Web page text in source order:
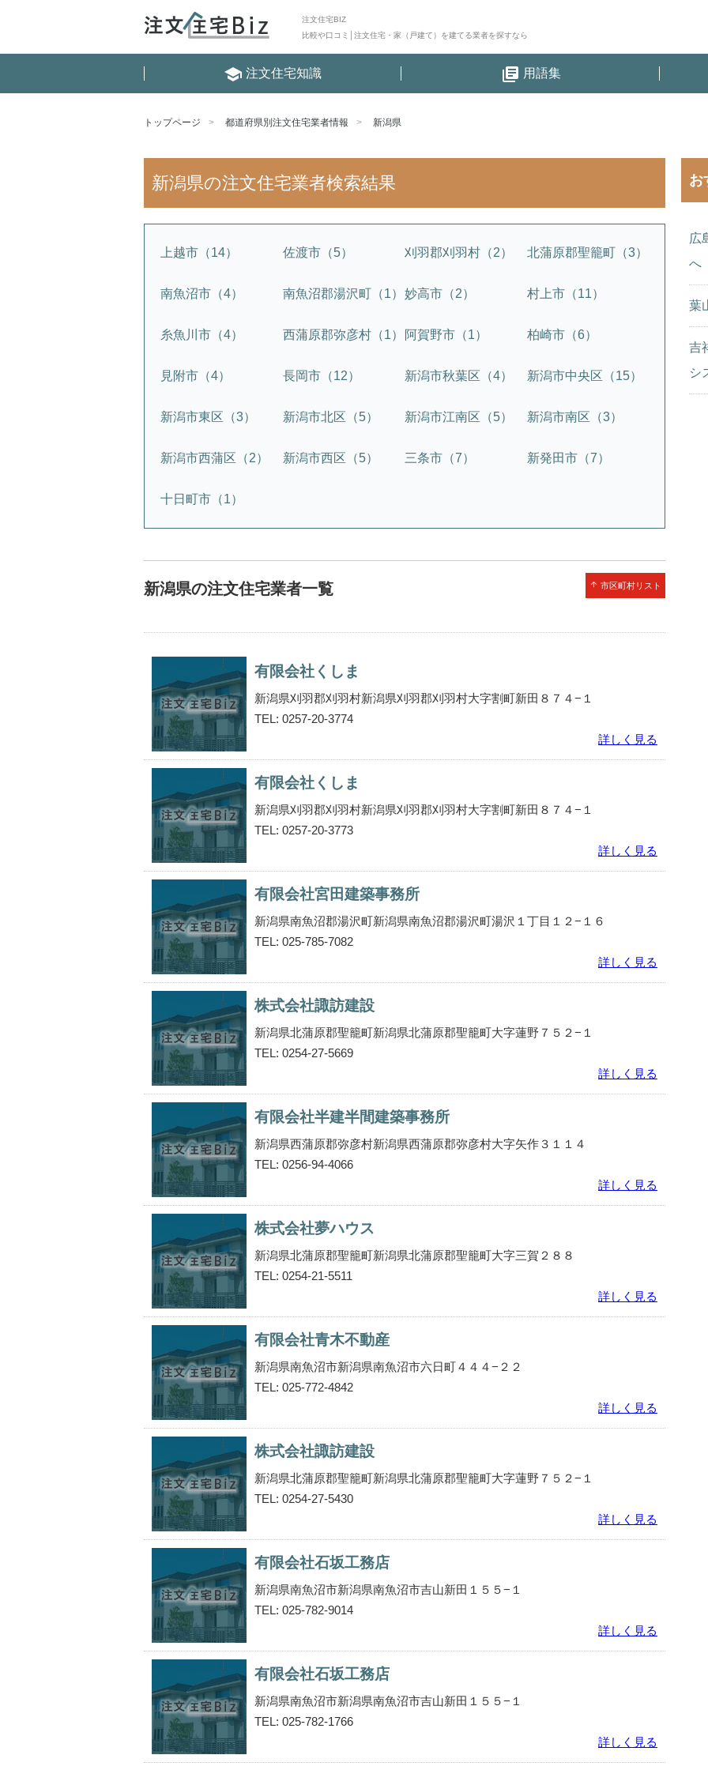
注文住宅BIZ
比較や口コミ│注文住宅・家（戸建て）を建てる業者を探すなら
school 注文住宅知識 library_books 用語集
トップページ 都道府県別注文住宅業者情報 新潟県
新潟県の注文住宅業者検索結果
上越市（14） 佐渡市（5） 刈羽郡刈羽村（2） 北蒲原郡聖籠町（3）
南魚沼市（4） 南魚沼郡湯沢町（1） 妙高市（2） 村上市（11）
糸魚川市（4） 西蒲原郡弥彦村（1） 阿賀野市（1） 柏崎市（6）
見附市（4） 長岡市（12） 新潟市秋葉区（4） 新潟市中央区（15）
新潟市東区（3） 新潟市北区（5） 新潟市江南区（5） 新潟市南区（3）
新潟市西蒲区（2） 新潟市西区（5） 三条市（7） 新発田市（7）
十日町市（1）
新潟県の注文住宅業者一覧 arrow_upward 市区町村リスト
有限会社くしま
新潟県刈羽郡刈羽村新潟県刈羽郡刈羽村大字割町新田８７４−１
TEL: 0257-20-3774
詳しく見る
有限会社くしま
新潟県刈羽郡刈羽村新潟県刈羽郡刈羽村大字割町新田８７４−１
TEL: 0257-20-3773
詳しく見る
有限会社宮田建築事務所
新潟県南魚沼郡湯沢町新潟県南魚沼郡湯沢町湯沢１丁目１２−１６
TEL: 025-785-7082
詳しく見る
株式会社諏訪建設
新潟県北蒲原郡聖籠町新潟県北蒲原郡聖籠町大字蓮野７５２−１
TEL: 0254-27-5669
詳しく見る
有限会社半建半間建築事務所
新潟県西蒲原郡弥彦村新潟県西蒲原郡弥彦村大字矢作３１１４
TEL: 0256-94-4066
詳しく見る
株式会社夢ハウス
新潟県北蒲原郡聖籠町新潟県北蒲原郡聖籠町大字三賀２８８
TEL: 0254-21-5511
詳しく見る
有限会社青木不動産
新潟県南魚沼市新潟県南魚沼市六日町４４４−２２
TEL: 025-772-4842
詳しく見る
株式会社諏訪建設
新潟県北蒲原郡聖籠町新潟県北蒲原郡聖籠町大字蓮野７５２−１
TEL: 0254-27-5430
詳しく見る
有限会社石坂工務店
新潟県南魚沼市新潟県南魚沼市吉山新田１５５−１
TEL: 025-782-9014
詳しく見る
有限会社石坂工務店
新潟県南魚沼市新潟県南魚沼市吉山新田１５５−１
TEL: 025-782-1766
詳しく見る
お
広
へ
葉
吉
シ